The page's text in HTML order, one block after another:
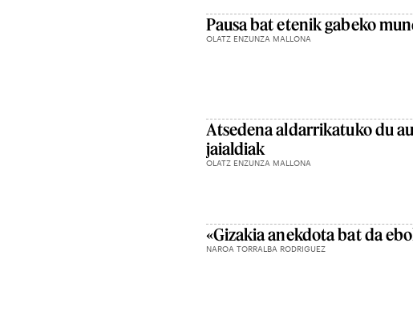
Pausa bat etenik gabeko
OLATZ ENZUNZA MALLONA
Atsedena aldarrikatuko du
jaialdiak
OLATZ ENZUNZA MALLONA
«Gizakia anekdota bat da
NAROA TORRALBA RODRIGUEZ